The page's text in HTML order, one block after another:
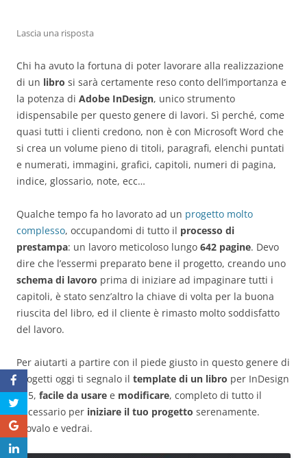
Lascia una risposta
Chi ha avuto la fortuna di poter lavorare alla realizzazione
di un libro si sarà certamente reso conto dell’importanza e
la potenza di Adobe InDesign, unico strumento
idispensabile per questo genere di lavori. Sì perché, come
quasi tutti i clienti credono, non è con Microsoft Word che
si crea un volume pieno di titoli, paragrafi, elenchi puntati
e numerati, immagini, grafici, capitoli, numeri di pagina,
indice, glossario, note, ecc…
Qualche tempo fa ho lavorato ad un progetto molto
complesso, occupandomi di tutto il processo di
prestampa: un lavoro meticoloso lungo 642 pagine. Devo
dire che l’essermi preparato bene il progetto, creando uno
schema di lavoro prima di iniziare ad impaginare tutti i
capitoli, è stato senz’altro la chiave di volta per la buona
riuscita del libro, ed il cliente è rimasto molto soddisfatto
del lavoro.
Per aiutarti a partire con il piede giusto in questo genere di
progetti oggi ti segnalo il template di un libro per InDesign
CS5, facile da usare e modificare, completo di tutto il
necessario per iniziare il tuo progetto serenamente.
Provalo e vedrai.